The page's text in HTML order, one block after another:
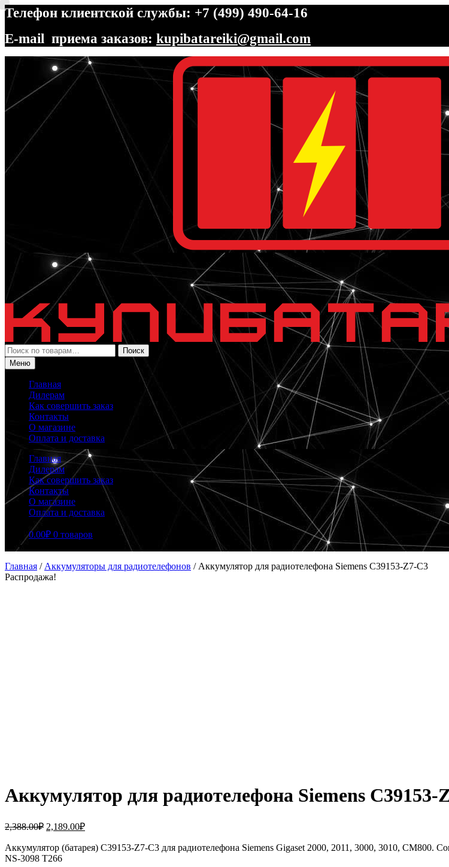
Телефон клиентской службы: +7 (499) 490-64-16
E-mail приема заказов: kupibatareiki@gmail.com
Перейти
навигации
Перейти
содержимому
Искать:
Поиск
Меню
Главная
Дилерам
Как совершить заказ
Контакты
О магазине
Оплата и доставка
Главная
Дилерам
Как совершить заказ
Контакты
О магазине
Оплата и доставка
0.00₽ 0 товаров
Главная / Аккумуляторы для радиотелефонов / Аккумулятор для радиотелефона Siemens C39153-Z7-C3
Распродажа!
Аккумулятор для радиотелефона Siemens C39153-
2,388.00₽ Первоначальная
составляла
2,388.00₽.
2,189.00₽Текущая
2,189.00₽.
Аккумулятор (батарея) C39153-Z7-C3 для радиотелефона Siemens Gigaset 2000, 2011, 3000, 3010,
NS-3098 T266